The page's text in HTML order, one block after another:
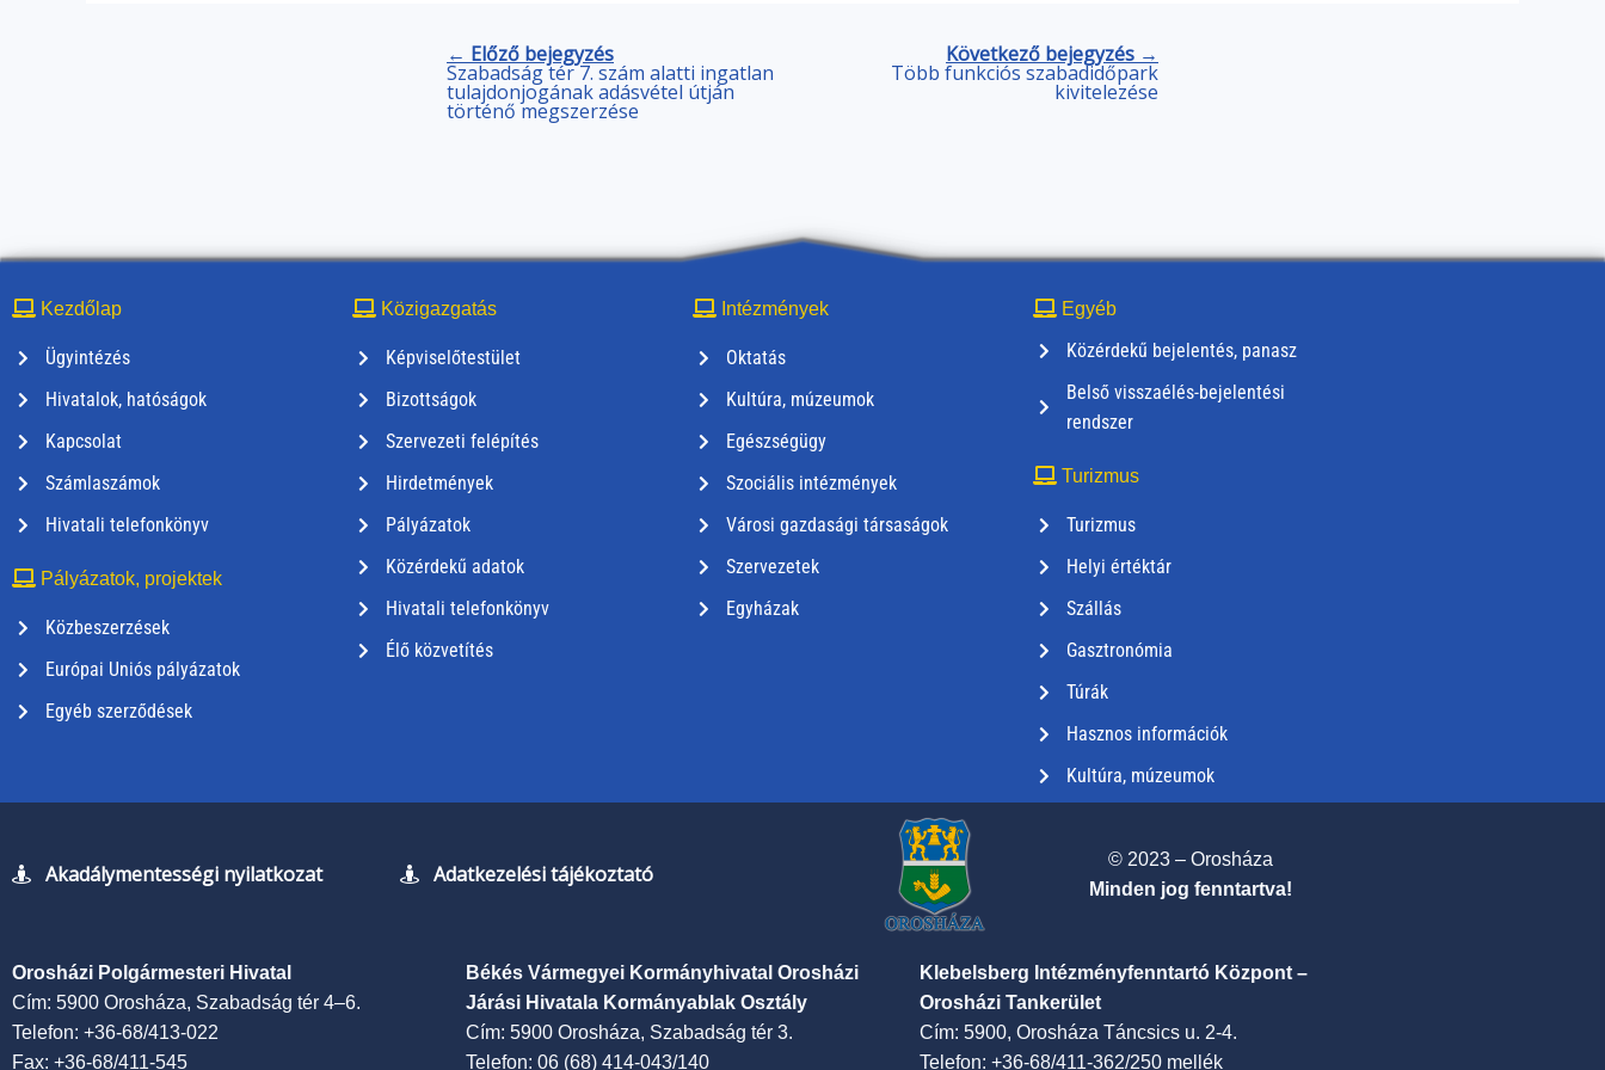
← Előző bejegyzés
Szabadság tér 7. szám alatti ingatlan
tulajdonjogának adásvétel útján
történő megszerzése
Következő bejegyzés →
Több funkciós szabadidőpark
kivitelezése
Kezdőlap
Ügyintézés
Hivatalok, hatóságok
Kapcsolat
Számlaszámok
Hivatali telefonkönyv
Pályázatok, projektek
Közbeszerzések
Európai Uniós pályázatok
Egyéb szerződések
Közigazgatás
Képviselőtestület
Bizottságok
Szervezeti felépítés
Hirdetmények
Pályázatok
Közérdekű adatok
Hivatali telefonkönyv
Élő közvetítés
Intézmények
Oktatás
Kultúra, múzeumok
Egészségügy
Szociális intézmények
Városi gazdasági társaságok
Szervezetek
Egyházak
Egyéb
Közérdekű bejelentés, panasz
Belső visszaélés-bejelentési
rendszer
Turizmus
Turizmus
Helyi értéktár
Szállás
Gasztronómia
Túrák
Hasznos információk
Kultúra, múzeumok
Akadálymentességi nyilatkozat Adatkezelési tájékoztató
© 2023 – Orosháza
Minden jog fenntartva!
Orosházi Polgármesteri Hivatal
Cím: 5900 Orosháza, Szabadság tér 4–6.
Telefon: +36-68/413-022
Fax: +36-68/411-545
Békés Vármegyei Kormányhivatal Orosházi
Járási Hivatala Kormányablak Osztály
Cím: 5900 Orosháza, Szabadság tér 3.
Telefon: 06 (68) 414-043/140
Klebelsberg Intézményfenntartó Központ –
Orosházi Tankerület
Cím: 5900, Orosháza Táncsics u. 2-4.
Telefon: +36-68/411-362/250 mellék